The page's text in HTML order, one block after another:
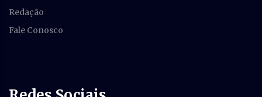
Redação
Fale Conosco